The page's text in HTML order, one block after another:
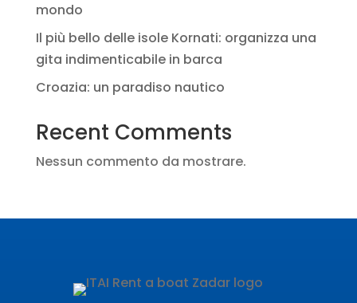
mondo
Il più bello delle isole Kornati: organizza una
gita indimenticabile in barca
Croazia: un paradiso nautico
Recent Comments
Nessun commento da mostrare.